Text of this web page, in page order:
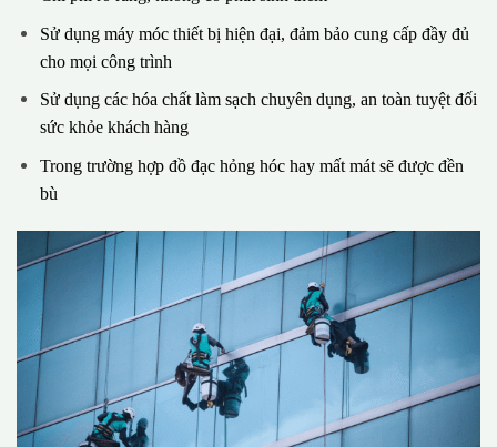
Sử dụng máy móc thiết bị hiện đại, đảm bảo cung cấp đầy đủ
cho mọi công trình
Sử dụng các hóa chất làm sạch chuyên dụng, an toàn tuyệt đối
sức khỏe khách hàng
Trong trường hợp đồ đạc hỏng hóc hay mất mát sẽ được đền
bù